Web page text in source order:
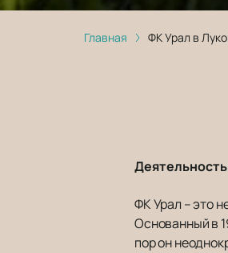
Главная ФК Урал в
Деятельность
ФК Урал – это
Основанный в
пор он